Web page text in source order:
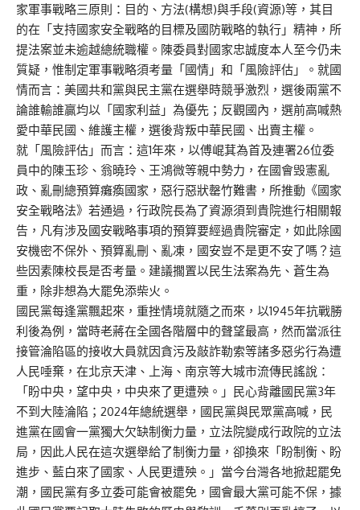
家軍事戰略三原則：目的、方法(構想)與手段(資源)等，其目
的在「支持國家安全戰略的目標及國防戰略的執行」精神，所
提法案並未逾越總統職權。陳委員對國家忠誠度本人至今仍未
質疑，惟制定軍事戰略須考量「國情」和「風險評估」。就國
情而言：美國共和黨與民主黨在選舉時競爭激烈，選後兩黨不
論誰輸誰贏均以「國家利益」為優先；反觀國內，選前高喊熱
愛中華民國、維護主權，選後背叛中華民國、出賣主權。
就「風險評估」而言：這1年來，以傅崐萁為首及連署26位委
員中的陳玉珍、翁曉玲、王鴻微等親中勢力，在國會毁憲亂
政、亂刪總預算癱瘓國家，惡行惡狀罄竹難書，所推動《國家
安全戰略法》若通過，行政院長為了資源須到貴院進行相關報
告，凡有涉及國安戰略事項的預算要經過貴院審定，如此除國
安機密不保外、預算亂刪、亂凍，國安豈不是更不安了嗎？這
些因素陳校長是否考量。建議擱置以民生法案為先、蒼生為
重，除非想為大罷免添柴火。
國民黨每逢黨飄起來，重挫情境就隨之而來，以1945年抗戰勝
利後為例，當時老蔣在全國各階層中的聲望最高，然而當派往
接管淪陷區的接收大員就因貪污及敲詐勒索等諸多惡劣行為遭
人民唾棄，在北京天津、上海、南京等大城市流傳民謠說：
「盼中央，望中央，中央來了更遭殃。」民心背離國民黨3年
不到大陸淪陷；2024年總統選舉，國民黨與民眾黨高喊，民
進黨在國會一黨獨大欠缺制衡力量，立法院變成行政院的立法
局，因此人民在這次選舉給了制衡力量，卻換來「盼制衡、盼
進步、藍白來了國家、人民更遭殃。」當今台灣各地掀起罷免
潮，國民黨有多立委可能會被罷免，國會最大黨可能不保，據